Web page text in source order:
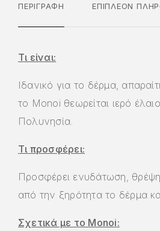
ΠΕΡΙΓΡΑΦΉ ΕΠΙΠΛΈΟΝ
Τι είναι:
Ιδανικό για το δέρμα,
το Monoi θεωρείται ιερό
Πολυνησία.
Τι προσφέρει:
Προσφέρει ενυδάτωση, θρέψη
από την ξηρότητα το δέρμα
Σχετικά με το Monoi: